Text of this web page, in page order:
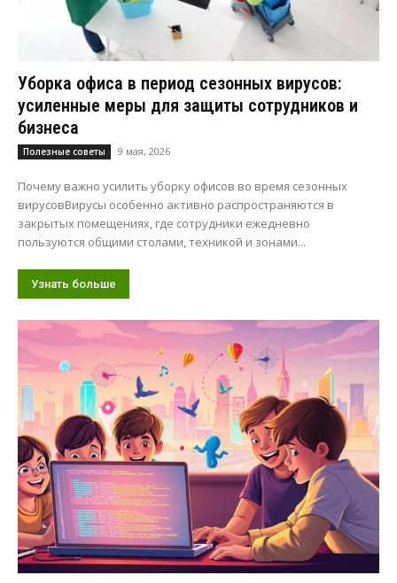
Уборка офиса в период сезонных вирусов:
усиленные меры для защиты сотрудников и
бизнеса
Полезные советы 9 мая, 2026
Почему важно усилить уборку офисов во время сезонных
вирусовВирусы особенно активно распространяются в
закрытых помещениях, где сотрудники ежедневно
пользуются общими столами, техникой и зонами...
Узнать больше